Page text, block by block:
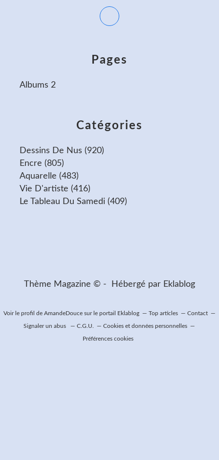
Catégories
Dessins De Nus (920)
Encre (805)
Aquarelle (483)
Vie D'artiste (416)
Le Tableau Du Samedi (409)
Pages
Albums 2
Thème Magazine © - Hébergé par Eklablog
Voir le profil de AmandeDouce sur le portail Eklablog Top articles Contact
Signaler un abus C.G.U. Cookies et données personnelles
Préférences cookies